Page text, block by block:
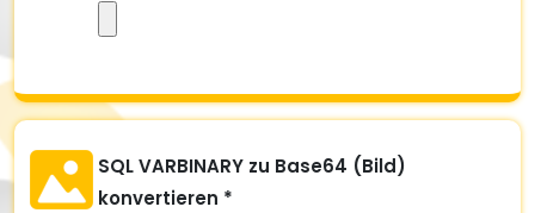
SQL VARBINARY zu Base64 (Bild)
konvertieren *